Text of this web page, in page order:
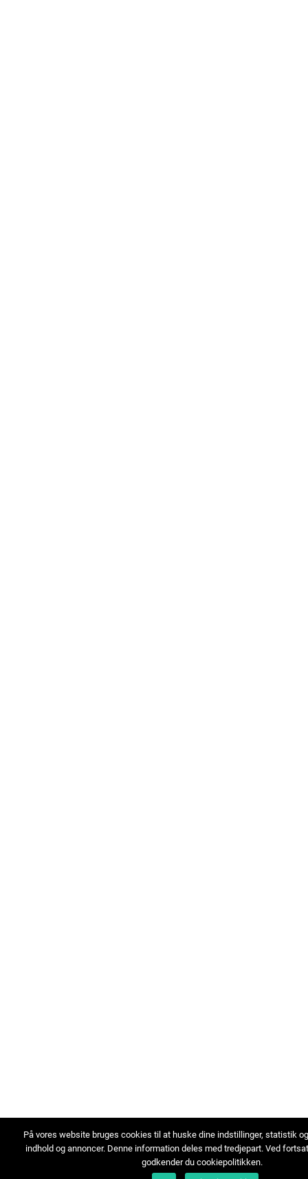
På vores website bruges cookies til at huske dine indstillinger, statistik
indhold og annoncer. Denne information deles med tredjepart. Ved
godkender du cookiepolitikken.